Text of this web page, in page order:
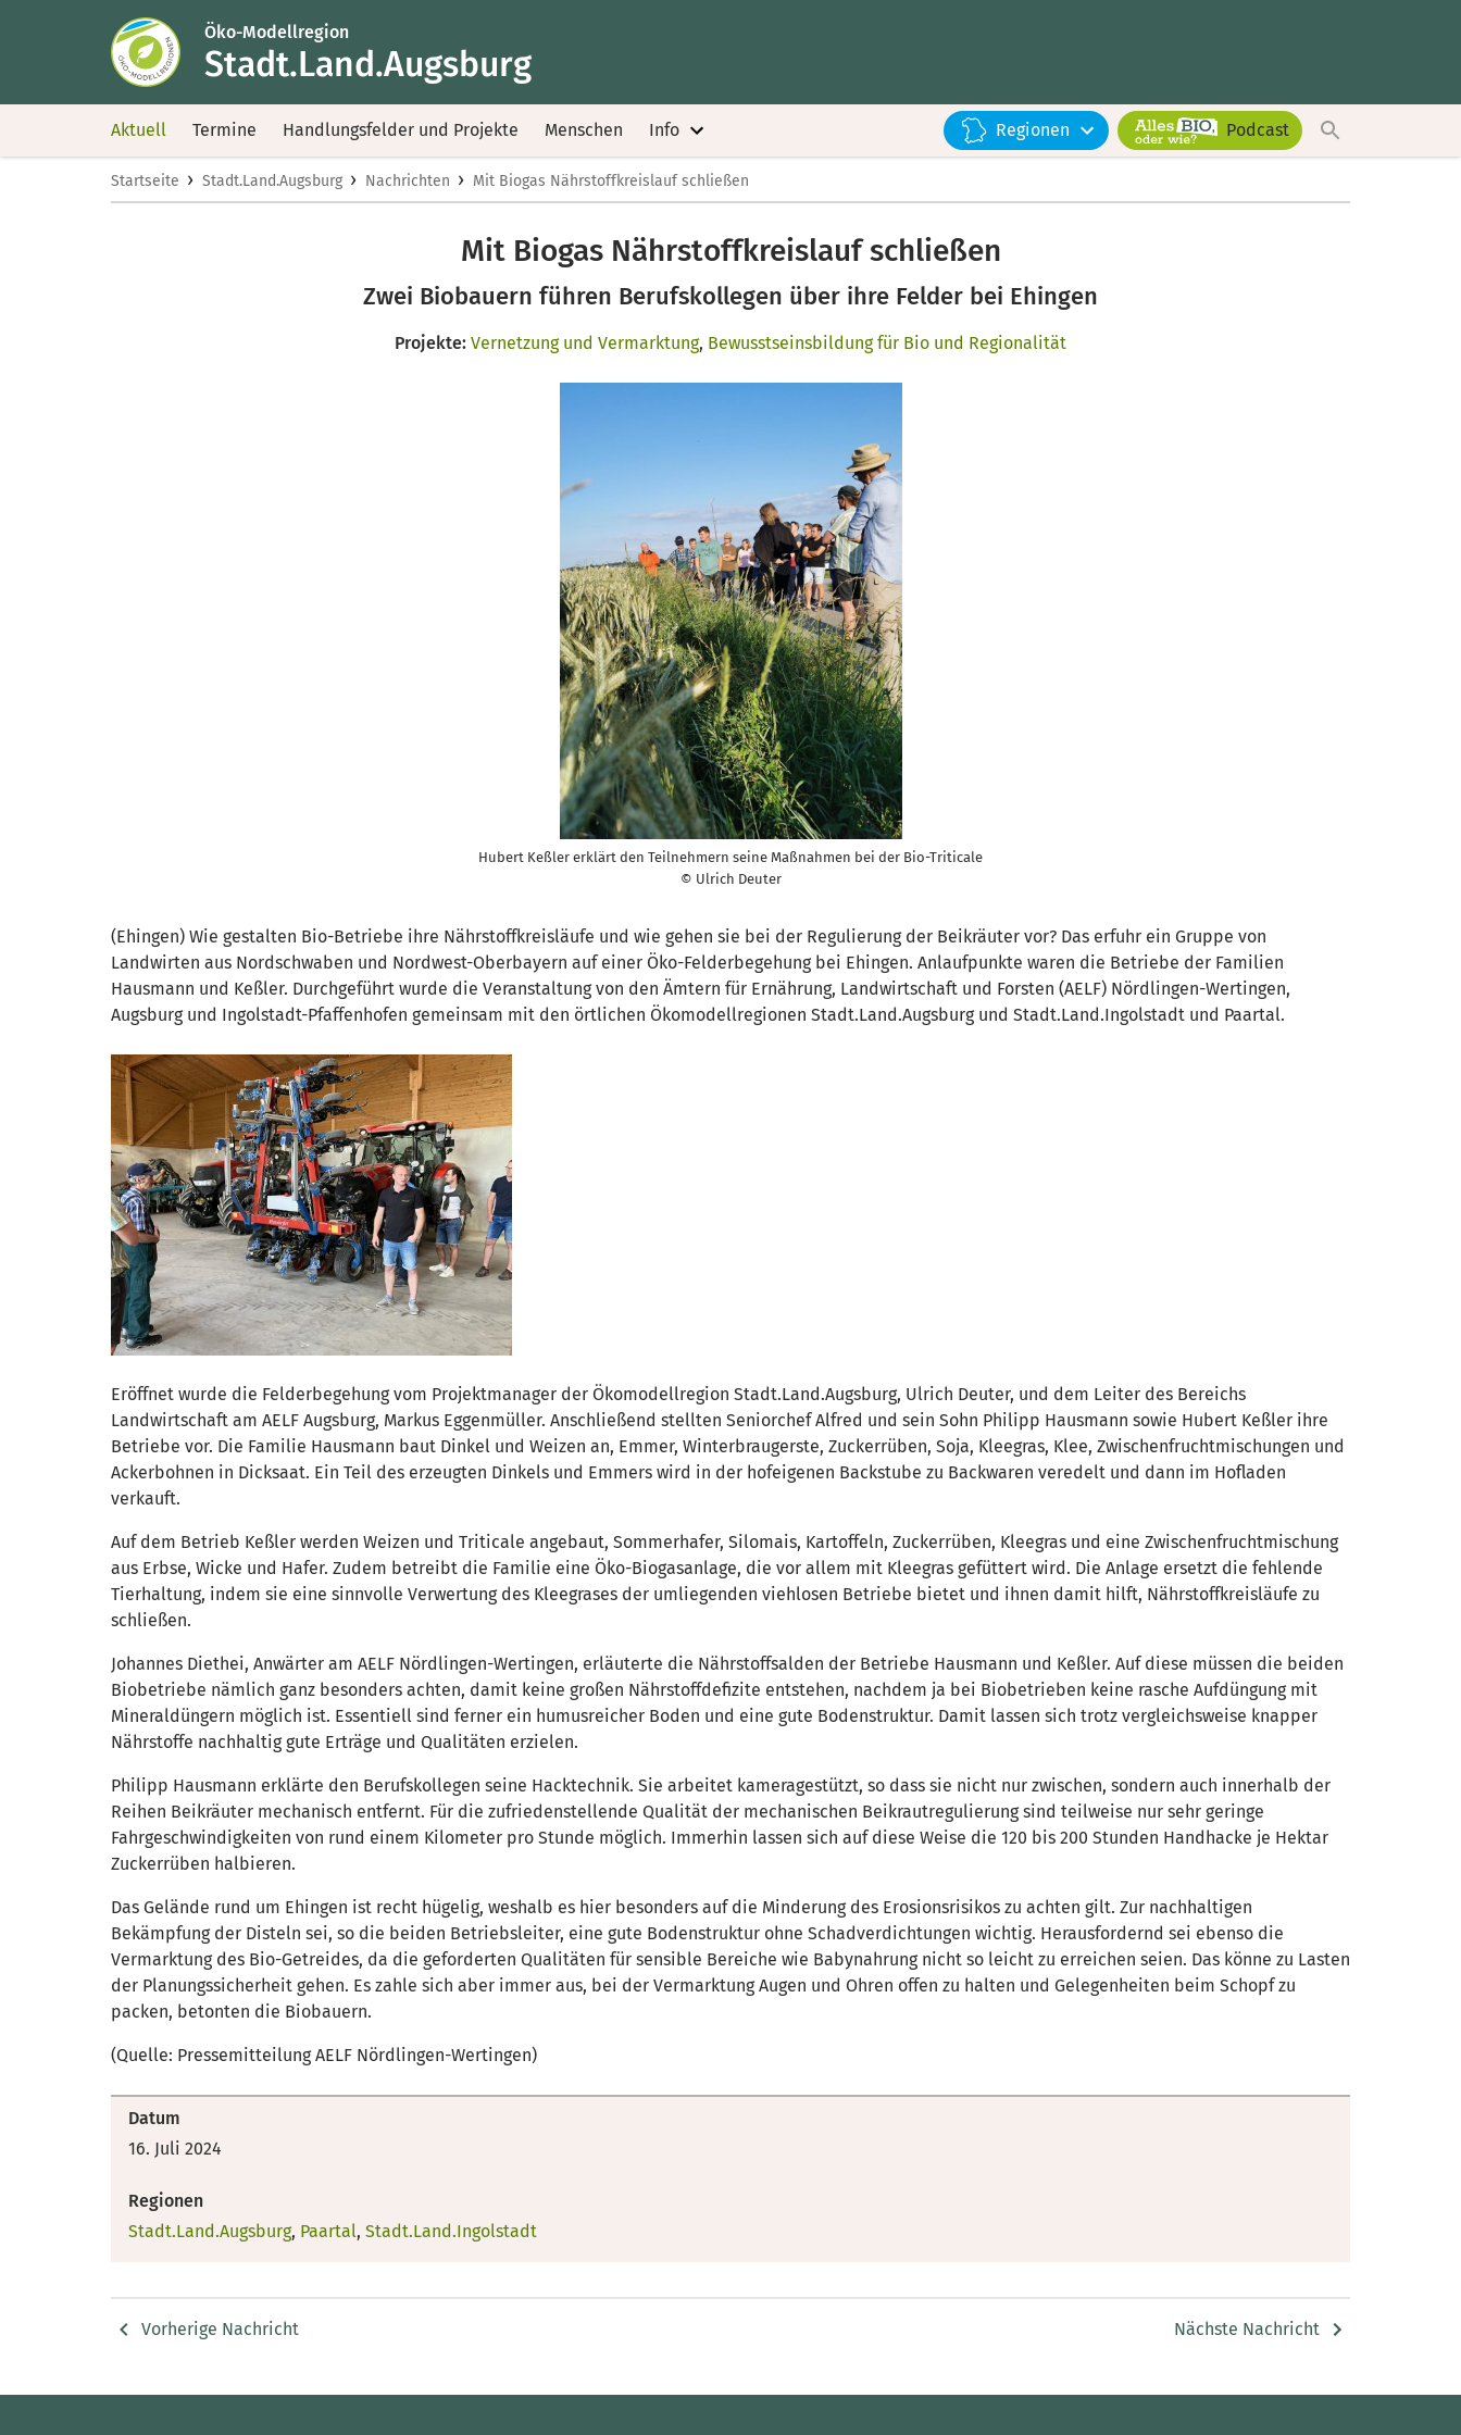
Öko-Modellregion
Stadt.Land.Augsburg
Aktuell Termine Handlungsfelder und Projekte Menschen Info Regionen Podcast
Startseite › Stadt.Land.Augsburg › Nachrichten › Mit Biogas Nährstoffkreislauf schließen
Mit Biogas Nährstoffkreislauf schließen
Zwei Biobauern führen Berufskollegen über ihre Felder bei Ehingen
Projekte: Vernetzung und Vermarktung, Bewusstseinsbildung für Bio und Regionalität
Hubert Keßler erklärt den Teilnehmern seine Maßnahmen bei der Bio-Triticale
© Ulrich Deuter
(Ehingen) Wie gestalten Bio-Betriebe ihre Nährstoffkreisläufe und wie gehen sie bei der Regulierung der Beikräuter vor? Das erfuhr ein Gruppe von
Landwirten aus Nordschwaben und Nordwest-Oberbayern auf einer Öko-Felderbegehung bei Ehingen. Anlaufpunkte waren die Betriebe der Familien
Hausmann und Keßler. Durchgeführt wurde die Veranstaltung von den Ämtern für Ernährung, Landwirtschaft und Forsten (AELF) Nördlingen-Wertingen,
Augsburg und Ingolstadt-Pfaffenhofen gemeinsam mit den örtlichen Ökomodellregionen Stadt.Land.Augsburg und Stadt.Land.Ingolstadt und Paartal.
Eröffnet wurde die Felderbegehung vom Projektmanager der Ökomodellregion Stadt.Land.Augsburg, Ulrich Deuter, und dem Leiter des Bereichs
Landwirtschaft am AELF Augsburg, Markus Eggenmüller. Anschließend stellten Seniorchef Alfred und sein Sohn Philipp Hausmann sowie Hubert Keßler ihre
Betriebe vor. Die Familie Hausmann baut Dinkel und Weizen an, Emmer, Winterbraugerste, Zuckerrüben, Soja, Kleegras, Klee, Zwischenfruchtmischungen und
Ackerbohnen in Dicksaat. Ein Teil des erzeugten Dinkels und Emmers wird in der hofeigenen Backstube zu Backwaren veredelt und dann im Hofladen
verkauft.
Auf dem Betrieb Keßler werden Weizen und Triticale angebaut, Sommerhafer, Silomais, Kartoffeln, Zuckerrüben, Kleegras und eine Zwischenfruchtmischung
aus Erbse, Wicke und Hafer. Zudem betreibt die Familie eine Öko-Biogasanlage, die vor allem mit Kleegras gefüttert wird. Die Anlage ersetzt die fehlende
Tierhaltung, indem sie eine sinnvolle Verwertung des Kleegrases der umliegenden viehlosen Betriebe bietet und ihnen damit hilft, Nährstoffkreisläufe zu
schließen.
Johannes Diethei, Anwärter am AELF Nördlingen-Wertingen, erläuterte die Nährstoffsalden der Betriebe Hausmann und Keßler. Auf diese müssen die beiden
Biobetriebe nämlich ganz besonders achten, damit keine großen Nährstoffdefizite entstehen, nachdem ja bei Biobetrieben keine rasche Aufdüngung mit
Mineraldüngern möglich ist. Essentiell sind ferner ein humusreicher Boden und eine gute Bodenstruktur. Damit lassen sich trotz vergleichsweise knapper
Nährstoffe nachhaltig gute Erträge und Qualitäten erzielen.
Philipp Hausmann erklärte den Berufskollegen seine Hacktechnik. Sie arbeitet kameragestützt, so dass sie nicht nur zwischen, sondern auch innerhalb der
Reihen Beikräuter mechanisch entfernt. Für die zufriedenstellende Qualität der mechanischen Beikrautregulierung sind teilweise nur sehr geringe
Fahrgeschwindigkeiten von rund einem Kilometer pro Stunde möglich. Immerhin lassen sich auf diese Weise die 120 bis 200 Stunden Handhacke je Hektar
Zuckerrüben halbieren.
Das Gelände rund um Ehingen ist recht hügelig, weshalb es hier besonders auf die Minderung des Erosionsrisikos zu achten gilt. Zur nachhaltigen
Bekämpfung der Disteln sei, so die beiden Betriebsleiter, eine gute Bodenstruktur ohne Schadverdichtungen wichtig. Herausfordernd sei ebenso die
Vermarktung des Bio-Getreides, da die geforderten Qualitäten für sensible Bereiche wie Babynahrung nicht so leicht zu erreichen seien. Das könne zu Lasten
der Planungssicherheit gehen. Es zahle sich aber immer aus, bei der Vermarktung Augen und Ohren offen zu halten und Gelegenheiten beim Schopf zu
packen, betonten die Biobauern.
(Quelle: Pressemitteilung AELF Nördlingen-Wertingen)
Datum
16. Juli 2024
Regionen
Stadt.Land.Augsburg, Paartal, Stadt.Land.Ingolstadt
Vorherige Nachricht Nächste Nachricht